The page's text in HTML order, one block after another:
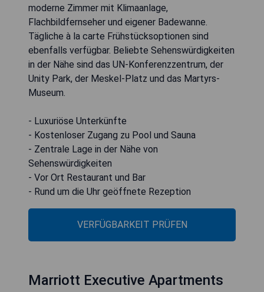
moderne Zimmer mit Klimaanlage,
Flachbildfernseher und eigener Badewanne.
Tägliche à la carte Frühstücksoptionen sind
ebenfalls verfügbar. Beliebte Sehenswürdigkeiten
in der Nähe sind das UN-Konferenzzentrum, der
Unity Park, der Meskel-Platz und das Martyrs-
Museum.
- Luxuriöse Unterkünfte
- Kostenloser Zugang zu Pool und Sauna
- Zentrale Lage in der Nähe von
Sehenswürdigkeiten
- Vor Ort Restaurant und Bar
- Rund um die Uhr geöffnete Rezeption
VERFÜGBARKEIT PRÜFEN
Marriott Executive Apartments